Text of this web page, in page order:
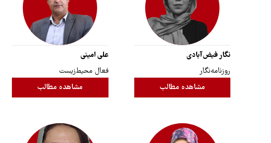
نگار فیض‌آبادی
روزنامه‌نگار
مشاهده مطالب
علی امینی
فعال محیط‌زیست
مشاهده مطالب